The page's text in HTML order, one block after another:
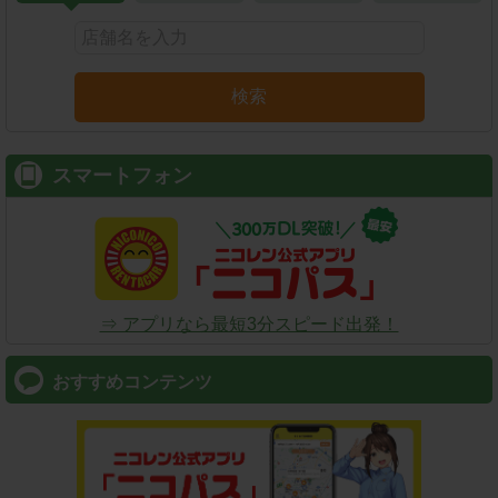
検索
スマートフォン
⇒ アプリなら最短3分スピード出発！
おすすめコンテンツ